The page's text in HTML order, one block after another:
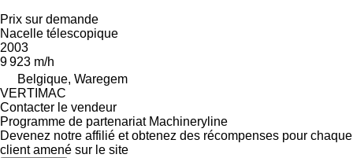
Prix sur demande
Nacelle télescopique
2003
9 923 m/h
Belgique, Waregem
VERTIMAC
Contacter le vendeur
Programme de partenariat Machineryline
Devenez notre affilié et obtenez des récompenses pour chaque
client amené sur le site